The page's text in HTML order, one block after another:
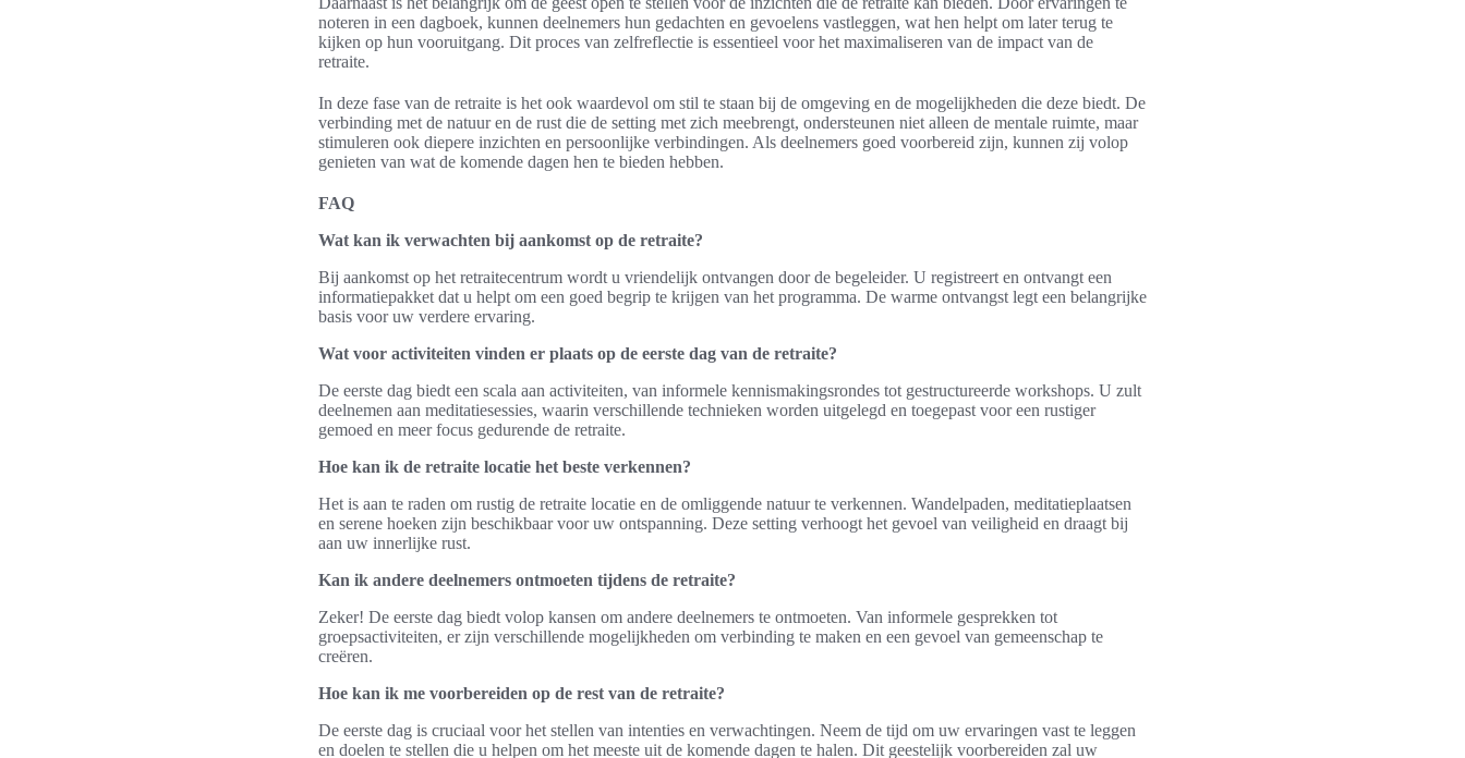
noteren in een dagboek, kunnen deelnemers hun gedachten en gevoelens vastleggen, wat hen helpt om later terug te
kijken op hun vooruitgang. Dit proces van zelfreflectie is essentieel voor het maximaliseren van de impact van de
retraite.
In deze fase van de retraite is het ook waardevol om stil te staan bij de omgeving en de mogelijkheden die deze biedt. De
verbinding met de natuur en de rust die de setting met zich meebrengt, ondersteunen niet alleen de mentale ruimte, maar
stimuleren ook diepere inzichten en persoonlijke verbindingen. Als deelnemers goed voorbereid zijn, kunnen zij volop
genieten van wat de komende dagen hen te bieden hebben.
FAQ
Wat kan ik verwachten bij aankomst op de retraite?
Bij aankomst op het retraitecentrum wordt u vriendelijk ontvangen door de begeleider. U registreert en ontvangt een
informatiepakket dat u helpt om een goed begrip te krijgen van het programma. De warme ontvangst legt een belangrijke
basis voor uw verdere ervaring.
Wat voor activiteiten vinden er plaats op de eerste dag van de retraite?
De eerste dag biedt een scala aan activiteiten, van informele kennismakingsrondes tot gestructureerde workshops. U zult
deelnemen aan meditatiesessies, waarin verschillende technieken worden uitgelegd en toegepast voor een rustiger
gemoed en meer focus gedurende de retraite.
Hoe kan ik de retraite locatie het beste verkennen?
Het is aan te raden om rustig de retraite locatie en de omliggende natuur te verkennen. Wandelpaden, meditatieplaatsen
en serene hoeken zijn beschikbaar voor uw ontspanning. Deze setting verhoogt het gevoel van veiligheid en draagt bij
aan uw innerlijke rust.
Kan ik andere deelnemers ontmoeten tijdens de retraite?
Zeker! De eerste dag biedt volop kansen om andere deelnemers te ontmoeten. Van informele gesprekken tot
groepsactiviteiten, er zijn verschillende mogelijkheden om verbinding te maken en een gevoel van gemeenschap te
creëren.
Hoe kan ik me voorbereiden op de rest van de retraite?
De eerste dag is cruciaal voor het stellen van intenties en verwachtingen. Neem de tijd om uw ervaringen vast te leggen
en doelen te stellen die u helpen om het meeste uit de komende dagen te halen. Dit geestelijk voorbereiden zal uw